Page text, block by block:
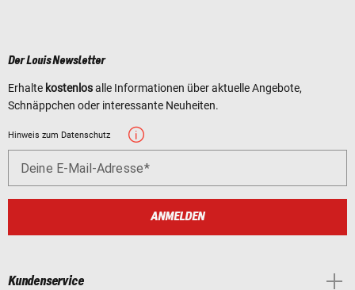
Der Louis Newsletter
Erhalte kostenlosalle Informationen über aktuelle Angebote,
Schnäppchen oder interessante Neuheiten.
Hinweis zum Datenschutz
Deine E-Mail-Adresse
ANMELDEN
Kundenservice